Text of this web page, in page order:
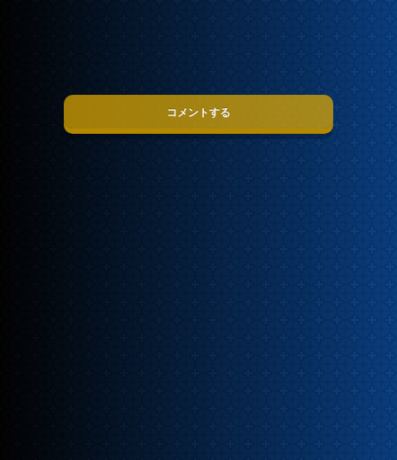
コメントする